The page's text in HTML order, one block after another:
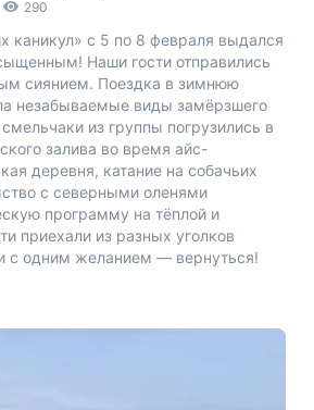
290
каникул» с 5 по 8 февраля выдался
Наши гости отправились
сиянием. Поездка в зимнюю
незабываемые виды замёрзшего
из группы погрузились в
залива во время айс-
деревня, катание на собачьих
с северными оленями
программу на тёплой и
приехали из разных уголков
с одним желанием — вернуться!